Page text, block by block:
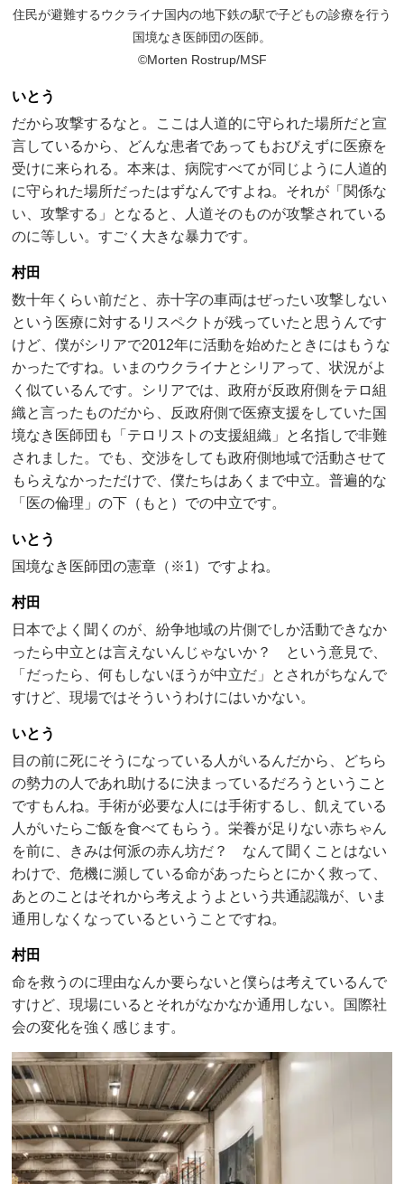
住民が避難するウクライナ国内の地下鉄の駅で子どもの診療を行う
国境なき医師団の医師。
©Morten Rostrup/MSF
いとう
だから攻撃するなと。ここは人道的に守られた場所だと宣
言しているから、どんな患者であってもおびえずに医療を
受けに来られる。本来は、病院すべてが同じように人道的
に守られた場所だったはずなんですよね。それが「関係な
い、攻撃する」となると、人道そのものが攻撃されている
のに等しい。すごく大きな暴力です。
村田
数十年くらい前だと、赤十字の車両はぜったい攻撃しない
という医療に対するリスペクトが残っていたと思うんです
けど、僕がシリアで2012年に活動を始めたときにはもうな
かったですね。いまのウクライナとシリアって、状況がよ
く似ているんです。シリアでは、政府が反政府側をテロ組
織と言ったものだから、反政府側で医療支援をしていた国
境なき医師団も「テロリストの支援組織」と名指しで非難
されました。でも、交渉をしても政府側地域で活動させて
もらえなかっただけで、僕たちはあくまで中立。普遍的な
「医の倫理」の下（もと）での中立です。
いとう
国境なき医師団の憲章（※1）ですよね。
村田
日本でよく聞くのが、紛争地域の片側でしか活動できなか
ったら中立とは言えないんじゃないか？ という意見で、
「だったら、何もしないほうが中立だ」とされがちなんで
すけど、現場ではそういうわけにはいかない。
いとう
目の前に死にそうになっている人がいるんだから、どちら
の勢力の人であれ助けるに決まっているだろうということ
ですもんね。手術が必要な人には手術するし、飢えている
人がいたらご飯を食べてもらう。栄養が足りない赤ちゃん
を前に、きみは何派の赤ん坊だ？ なんて聞くことはない
わけで、危機に瀕している命があったらとにかく救って、
あとのことはそれから考えようよという共通認識が、いま
通用しなくなっているということですね。
村田
命を救うのに理由なんか要らないと僕らは考えているんで
すけど、現場にいるとそれがなかなか通用しない。国際社
会の変化を強く感じます。